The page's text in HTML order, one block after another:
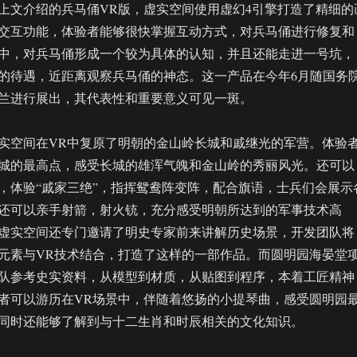
文介绍的兵马俑VR版，虚实空间使用虚幻4引擎打造了精细的
互功能，体验者能够很快掌握互动方式，对兵马俑进行修复和
，对兵马俑形成一个较为具体的认知，并且还能走进一号坑，
待遇，近距离观察兵马俑的神态。这一产品在今年6月随国务
进行展出，其代表性和重要意义可见一斑。
空间在VR中复原了明朝的金山岭长城和戚继光的军营。体验
的最高点，感受长城的雄浑气魄和金山岭的秀丽风光。还可以
体验“戚家三绝”，指挥鸳鸯阵变阵，配合旗语，士兵们会展示
可以亲手射箭，射火铳，充分感受明朝所达到的军事技术高
实空间还专门邀请了明史专家前来讲解历史场景，开发团队将
素与VR技术结合，打造了这样的一部作品。而圆明园海晏堂
参考史实资料，从模型到材质，从贴图到程序，本着工匠精神
可以游历在VR场景中，伴随着悠扬的小提琴曲，感受圆明园
时还能够了解到与十二生肖和时辰相关的文化知识。